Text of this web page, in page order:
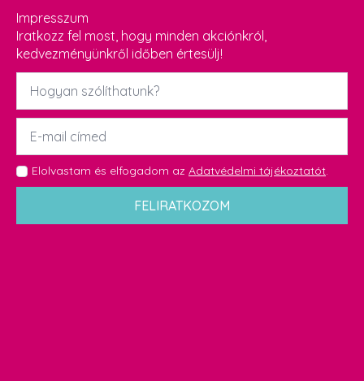
Impresszum
Iratkozz fel most, hogy minden akciónkról,
kedvezményünkről időben értesülj!
Név
Email
GDPR
*
Elolvastam és elfogadom az Adatvédelmi tájékoztatót.
FELIRATKOZOM